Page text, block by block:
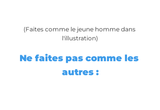
(Faites comme le jeune homme dans
l'illustration)
Ne faites pas comme les
autres :